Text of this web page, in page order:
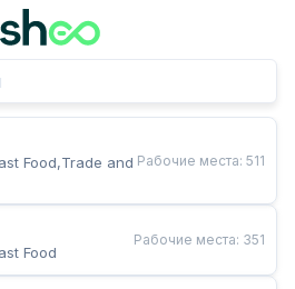
Food,Trade and Рабочие места: 511
Food
Рабочие места: 351